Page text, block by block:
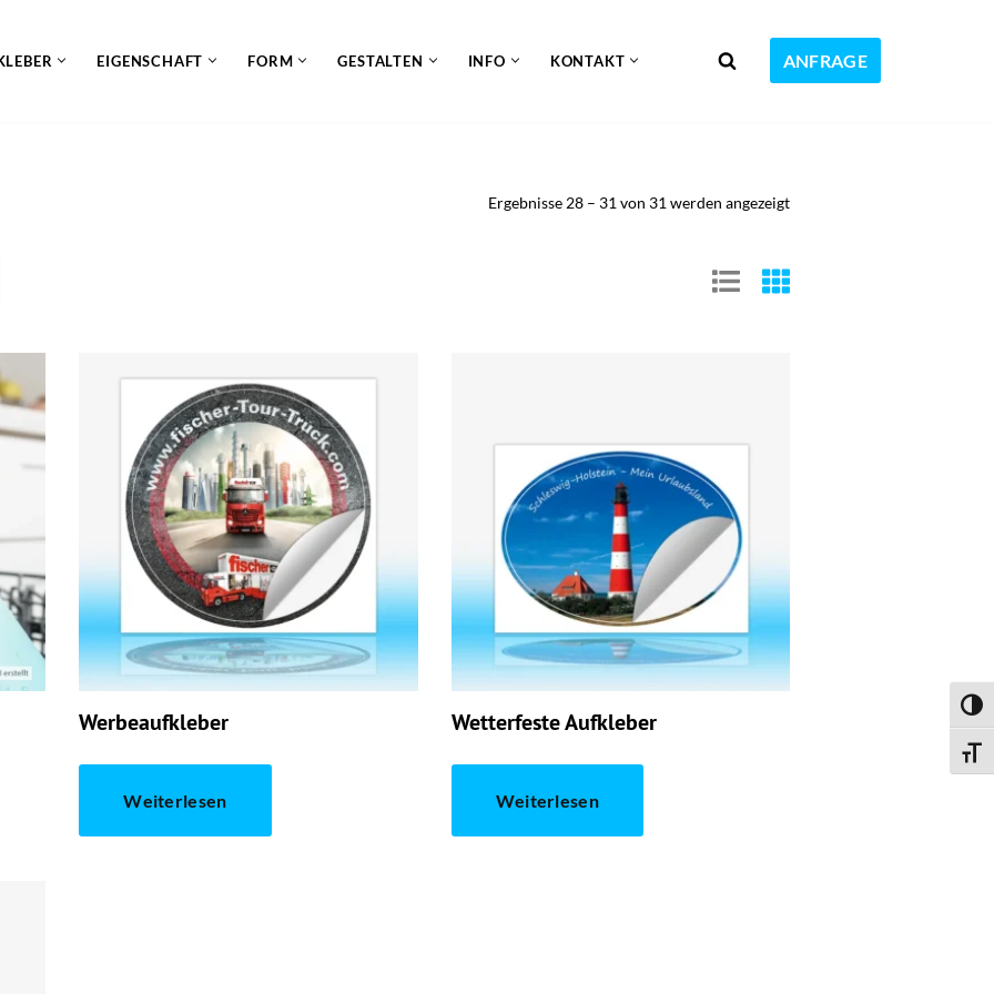
EIGENSCHAFT FORM GESTALTEN INFO KONTAKT ANFRAGE
Ergebnisse 28 – 31 von 31 werden angezeigt
Werbeaufkleber
Weiterlesen
Wetterfeste Aufkleber
Weiterlesen